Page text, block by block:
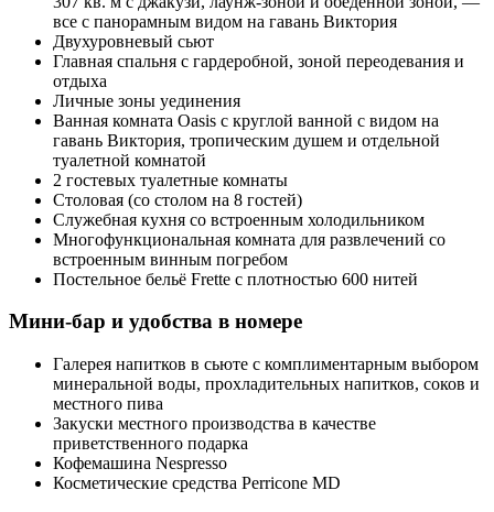
все с панорамным видом на гавань Виктория
Двухуровневый сьют
Главная спальня с гардеробной, зоной переодевания и
отдыха
Личные зоны уединения
Ванная комната Oasis с круглой ванной с видом на
гавань Виктория, тропическим душем и отдельной
туалетной комнатой
2 гостевых туалетные комнаты
Столовая (со столом на 8 гостей)
Служебная кухня со встроенным холодильником
Многофункциональная комната для развлечений со
встроенным винным погребом
Постельное бельё Frette с плотностью 600 нитей
Мини-бар и удобства в номере
Галерея напитков в сьюте с комплиментарным выбором
минеральной воды, прохладительных напитков, соков и
местного пива
Закуски местного производства в качестве
приветственного подарка
Кофемашина Nespresso
Косметические средства Perricone MD